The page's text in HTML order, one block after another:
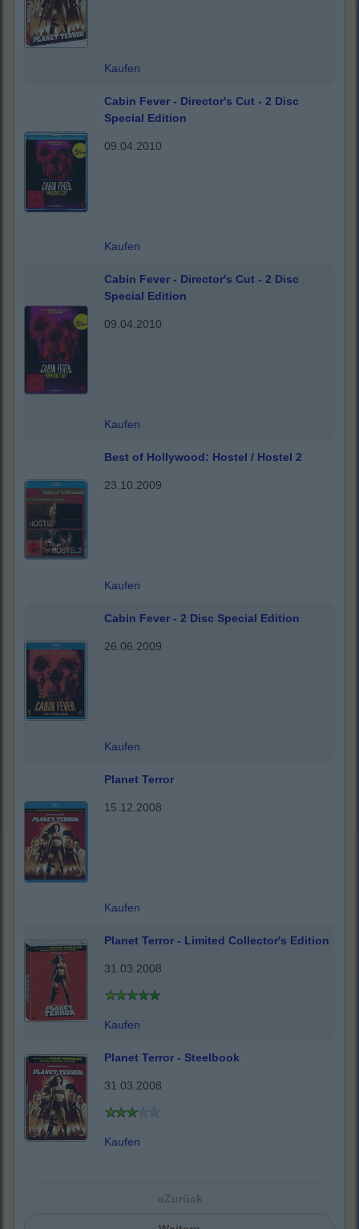
Kaufen
Cabin Fever - Director's Cut - 2 Disc
Special Edition
09.04.2010
Kaufen
Cabin Fever - Director's Cut - 2 Disc
Special Edition
09.04.2010
Kaufen
Best of Hollywood: Hostel / Hostel 2
23.10.2009
Kaufen
Cabin Fever - 2 Disc Special Edition
26.06.2009
Kaufen
Planet Terror
15.12.2008
Kaufen
Planet Terror - Limited Collector's Edition
31.03.2008
Kaufen
Planet Terror - Steelbook
31.03.2008
Kaufen
«Zurück